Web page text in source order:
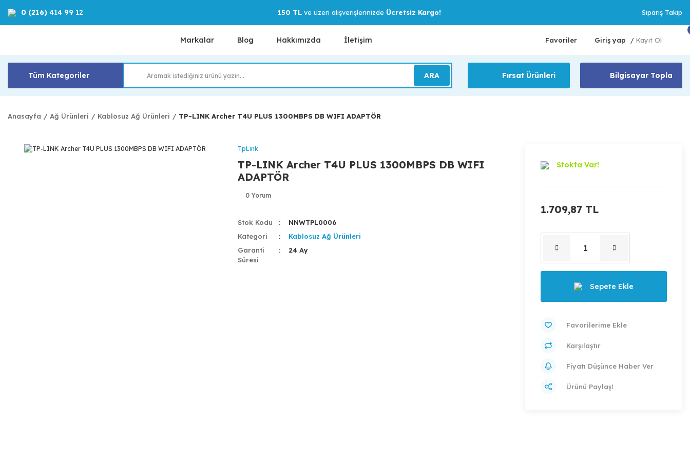
0 (216) 414 99 12 150 TLve üzeri alışverişlerinizde Ücretsiz Kargo! Sipariş Takip
Markalar Blog Hakkımızda İletişim Favoriler Giriş yap / Kayıt Ol
Tüm Kategoriler ARA Fırsat Ürünleri Bilgisayar Topla
Anasayfa Ağ Ürünleri Kablosuz Ağ Ürünleri TP-LINK Archer T4U PLUS 1300MBPS DB WIFI ADAPTÖR
TpLink
TP-LINK Archer T4U PLUS 1300MBPS DB WIFI
ADAPTÖR
0 Yorum
Stok Kodu
NNWTPL0006
Kategori
Kablosuz Ağ Ürünleri
Garanti
Süresi
24 Ay
Stokta Var!
1.709,87 TL
Sepete Ekle
Karşılaştır
Fiyatı Düşünce Haber Ver
Ürünü Paylaş!